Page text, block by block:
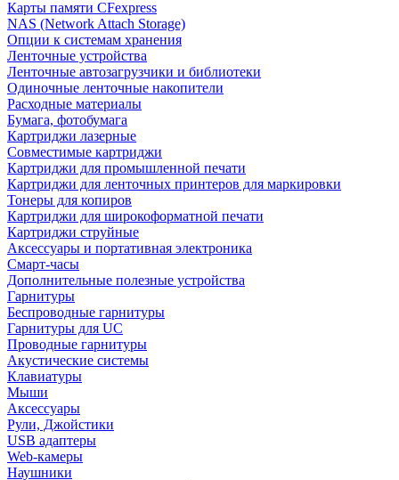
Карты памяти CFexpress
NAS (Network Attach Storage)
Опции к системам хранения
Ленточные устройства
Ленточные автозагрузчики и библиотеки
Одиночные ленточные накопители
Расходные материалы
Бумага, фотобумага
Картриджи лазерные
Совместимые картриджи
Картриджи для промышленной печати
Картриджи для ленточных принтеров для маркировки
Тонеры для копиров
Картриджи для широкоформатной печати
Картриджи струйные
Аксессуары и портативная электроника
Смарт-часы
Дополнительные полезные устройства
Гарнитуры
Беспроводные гарнитуры
Гарнитуры для UC
Проводные гарнитуры
Акустические системы
Клавиатуры
Мыши
Аксессуары
Рули, Джойстики
USB адаптеры
Web-камеры
Наушники